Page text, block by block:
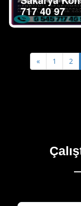
717 40 97
«Previous
1 2